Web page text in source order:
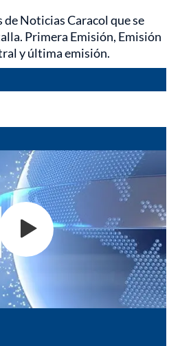
de Noticias Caracol que se
Primera Emisión, Emisión
y última emisión.